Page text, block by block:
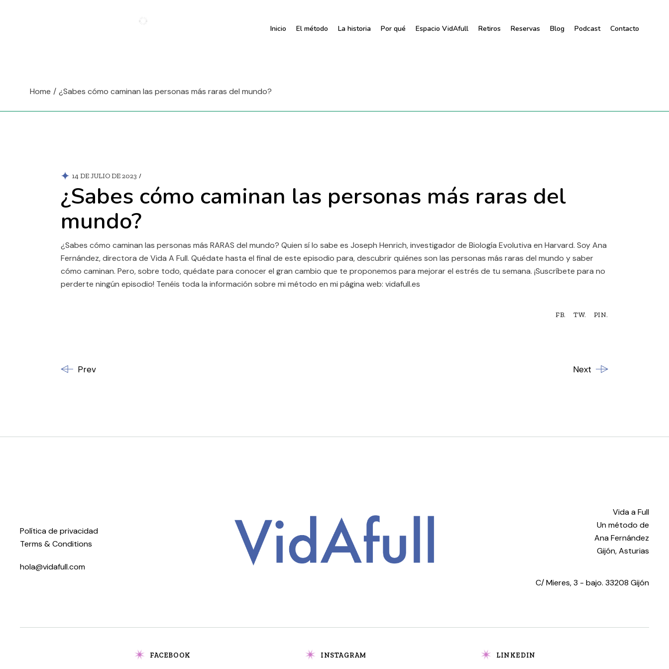
Inicio El método La historia Por qué Espacio VidAfull Retiros Reservas Blog Podcast Contacto
Home ¿Sabes cómo caminan las personas más raras del mundo?
14 DE JULIO DE 2023
¿Sabes cómo caminan las personas más raras del
mundo?
¿Sabes cómo caminan las personas más RARAS del mundo? Quien sí lo sabe es Joseph Henrich, investigador de Biología Evolutiva en Harvard. Soy Ana
Fernández, directora de Vida A Full. Quédate hasta el final de este episodio para, descubrir quiénes son las personas más raras del mundo y saber
cómo caminan. Pero, sobre todo, quédate para conocer el gran cambio que te proponemos para mejorar el estrés de tu semana. ¡Suscríbete para no
perderte ningún episodio! Tenéis toda la información sobre mi método en mi página web: vidafull.es
FB. TW. PIN.
Prev Next
Política de privacidad
Terms & Conditions
hola@vidafull.com
Vida a Full
Un método de
Ana Fernández
Gijón, Asturias
C/ Mieres, 3 - bajo. 33208 Gijón
FACEBOOK INSTAGRAM LINKEDIN